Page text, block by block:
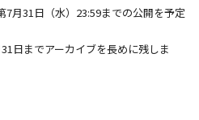
7月31日（水）23:59までの公開を予定
日までアーカイブを長めに残しま